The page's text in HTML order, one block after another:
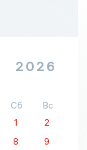
2026
Сб
Вс
1
2
8
9